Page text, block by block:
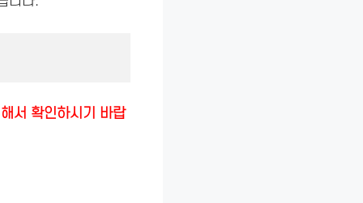
서 확인하시기 바랍